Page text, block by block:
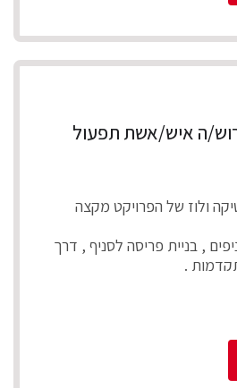
ה איש/אשת תפעול
ולוז של הפרויקט מקצה
, בניית פריסה לסניף , דרך
.